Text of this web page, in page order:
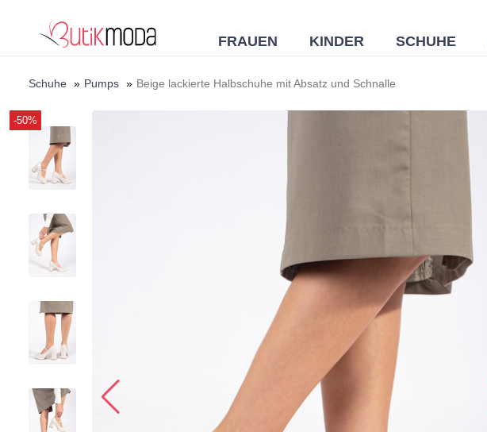
FRAUEN KINDER SCHUHE
Schuhe » Pumps » Beige lackierte Halbschuhe mit Absatz und Schnalle
-50%